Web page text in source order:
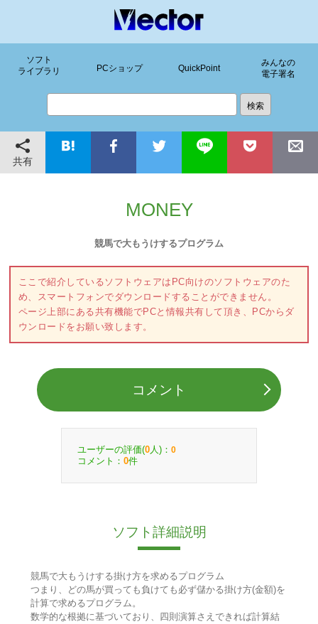
ソフト
ライブラリ
PCショップ QuickPoint
みんなの
電子署名
共有
MONEY
競馬で大もうけするプログラム
ここで紹介しているソフトウェアはPC向けのソフトウェアのた
め、スマートフォンでダウンロードすることができません。
ページ上部にある共有機能でPCと情報共有して頂き、PCからダ
ウンロードをお願い致します。
コメント
ユーザーの評価(0 人)： 0
コメント： 0件
ソフト詳細説明
競馬で大もうけする掛け方を求めるプログラム
つまり、どの馬が買っても負けても必ず儲かる掛け方(金額)を
計算で求めるプログラム。
数学的な根拠に基づいており、四則演算さえできれば計算結